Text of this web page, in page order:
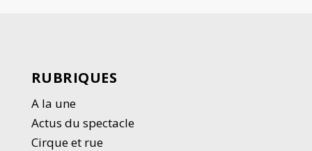
RUBRIQUES
A la une
Actus du spectacle
Cirque et rue